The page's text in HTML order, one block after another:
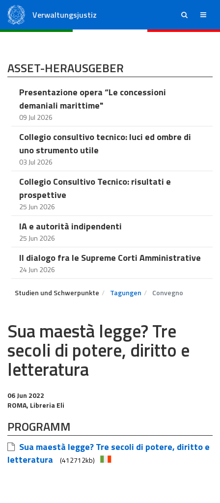
Verwaltungsjustiz ricerca menu
ASSET-HERAUSGEBER
Presentazione opera “Le concessioni
demaniali marittime"
09 Jul 2026
Collegio consultivo tecnico: luci ed ombre di
uno strumento utile
03 Jul 2026
Collegio Consultivo Tecnico: risultati e
prospettive
25 Jun 2026
IA e autorità indipendenti
25 Jun 2026
Il dialogo fra le Supreme Corti Amministrative
24 Jun 2026
Studien und Schwerpunkte Tagungen Convegno
Sua maestà legge? Tre
secoli di potere, diritto e
letteratura
06 Jun 2022
ROMA, Libreria Eli
PROGRAMM
Sua maestà legge? Tre secoli di potere, diritto e
letteratura
(412712kb)